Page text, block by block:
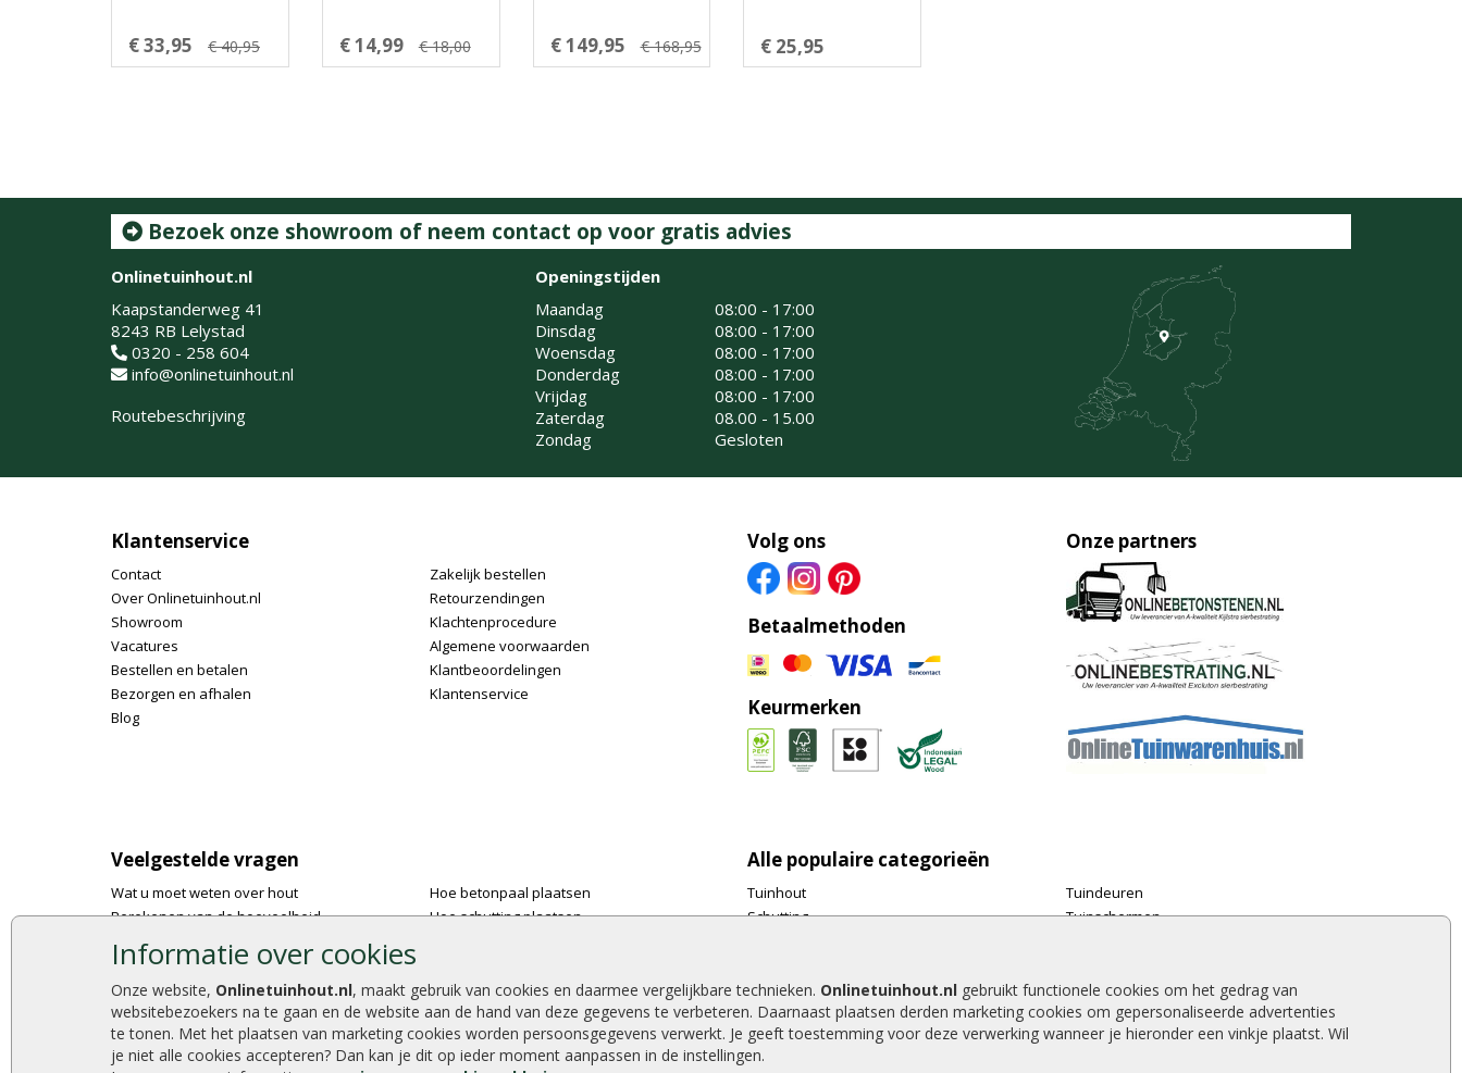
Informatie over cookies
Onze website, Onlinetuinhout.nl, maakt gebruik van cookies en daarmee vergelijkbare technieken. Onlinetuinhout.nl gebruikt functionele cookies om het gedrag van
websitebezoekers na te gaan en de website aan de hand van deze gegevens te verbeteren. Daarnaast plaatsen derden marketing cookies om gepersonaliseerde advertenties
te tonen. Met het plaatsen van marketing cookies worden persoonsgegevens verwerkt. Je geeft toestemming voor deze verwerking wanneer je hieronder een vinkje plaatst. Wil
je niet alle cookies accepteren? Dan kan je dit op ieder moment aanpassen in de instellingen.
€ 33,95 € 40,95 € 14,99 € 18,00 € 149,95 € 168,95 € 25,95
Bezoek onze showroom of neem contact op voor gratis advies
Onlinetuinhout.nl
Kaapstanderweg 41
8243 RB Lelystad
0320 - 258 604
info@onlinetuinhout.nl
Routebeschrijving
Openingstijden
Maandag
08:00 - 17:00
Dinsdag
08:00 - 17:00
Woensdag
08:00 - 17:00
Donderdag
08:00 - 17:00
Vrijdag
08:00 - 17:00
Zaterdag
08.00 - 15.00
Zondag
Gesloten
Klantenservice
Contact
Over Onlinetuinhout.nl
Showroom
Vacatures
Bestellen en betalen
Bezorgen en afhalen
Blog
Zakelijk bestellen
Retourzendingen
Klachtenprocedure
Algemene voorwaarden
Klantbeoordelingen
Klantenservice
Volg ons
Betaalmethoden
Keurmerken
Onze partners
Veelgestelde vragen
Wat u moet weten over hout
Berekenen van de hoeveelheid
Foto's en voorbeelden
Montage
Gekeurd hout
De fundering van een vlonder leggen
Hoe zelf een houten overkapping maken
Hoe zelf een vlonder leggen
Hoe betonpaal plaatsen
Hoe schutting plaatsen
Stijlvolle houtsoorten voor in de tuin
Duurzame tuin
Welke palen voor een schapenhek
Alle populaire categorieën
Tuinhout
Schutting
Tuinhekken
Tuinhuizen
Blokhutten
Overkappingen
Tuindeuren
Tuinschermen
Douglas hout
Rabatdelen
Aanbiedingen